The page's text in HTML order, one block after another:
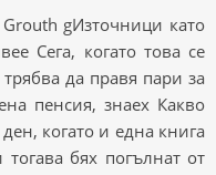
gИзточници като
Сега, когато това се
да правя пари за
пенсия, знаех Какво
когато и една книга
бях погълнат от